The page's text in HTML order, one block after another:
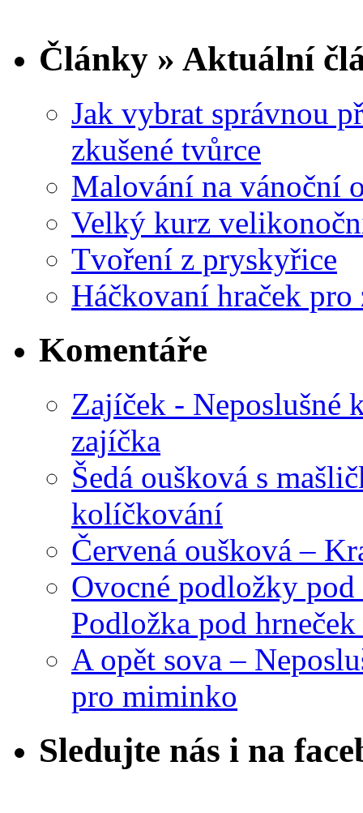
Články » Aktuální
Jak vybrat správnou
zkušené tvůrce
Malování na vánoční
Velký kurz
Tvoření z pryskyřice
Háčkovaní hraček pro
Komentáře
Zajíček - Neposlušné
zajíčka
Šedá oušková s
kolíčkování
Červená oušková –
Ovocné podložky
Podložka pod
A opět sova –
pro miminko
Sledujte nás i na